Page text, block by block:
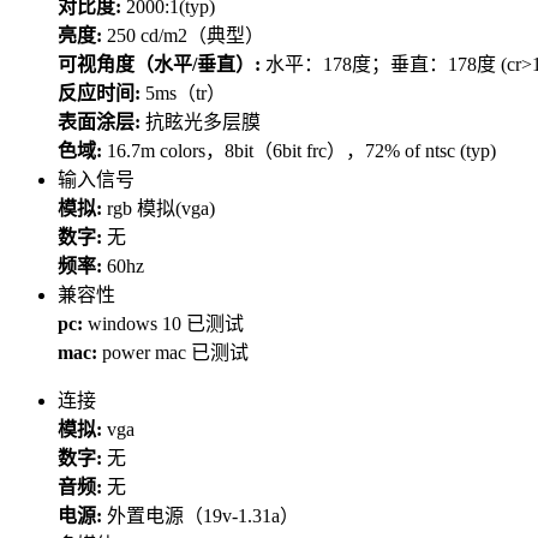
对比度: 2000:1(typ)
亮度: 250 cd/m2（典型）
可视角度（水平/垂直）: 水平：178度；垂直：178度
反应时间: 5ms（tr）
表面涂层: 抗眩光多层膜
色域: 16.7m colors，8bit（6bit frc），72% of ntsc (typ)
输入信号
模拟: rgb 模拟(vga)
数字: 无
频率: 60hz
兼容性
pc: windows 10 已测试
mac: power mac 已测试
连接
模拟: vga
数字: 无
音频: 无
电源: 外置电源（19v-1.31a）